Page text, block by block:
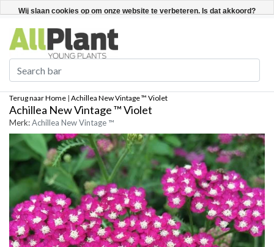
Registreren / Inloggen Nederlands
Terug naar Home | Achillea New Vintage ™ Violet
Achillea New Vintage ™ Violet
Merk:Achillea New Vintage ™
Wij slaan cookies op om onze website te verbeteren. Is dat akkoord?